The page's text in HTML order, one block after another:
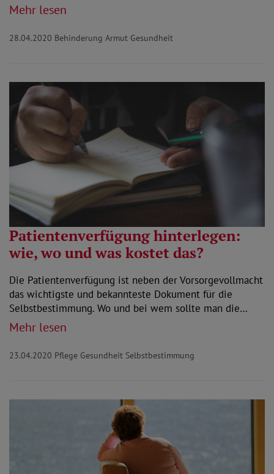
Mehr lesen
28.04.2020 Behinderung Armut Gesundheit
Patientenverfügung hinterlegen:
wie, wo und was kostet das?
Die Patientenverfügung ist neben der Vorsorgevollmacht
das wichtigste und bekannteste Dokument für die
Selbstbestimmung. Wo und bei wem sollte man die…
Mehr lesen
23.04.2020 Pflege Gesundheit Selbstbestimmung